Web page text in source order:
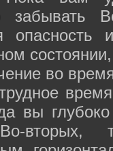
забывать
во
вы
вторых,